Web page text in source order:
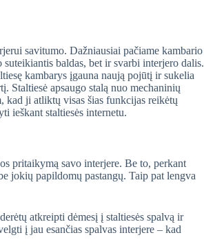
savitumo. Dažniausiai pačiame kambario
baldas, bet ir svarbi interjero dalis.
kambarys įgauna naują pojūtį ir sukelia
Staltiesė apsaugo stalą nuo mechaninių
kad ji atliktų visas šias funkcijas reikėtų
ieškant staltiesės internetu.
pritaikymą savo interjere. Be to, perkant
jokių papildomų pastangų. Taip pat lengva
atkreipti dėmesį į staltiesės spalvą ir
į jau esančias spalvas interjere – kad